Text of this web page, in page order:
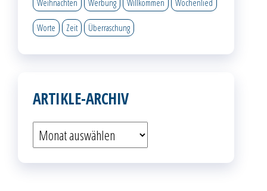
Worte Zeit Überraschung
ARTIKLE-ARCHIV
Artikle-